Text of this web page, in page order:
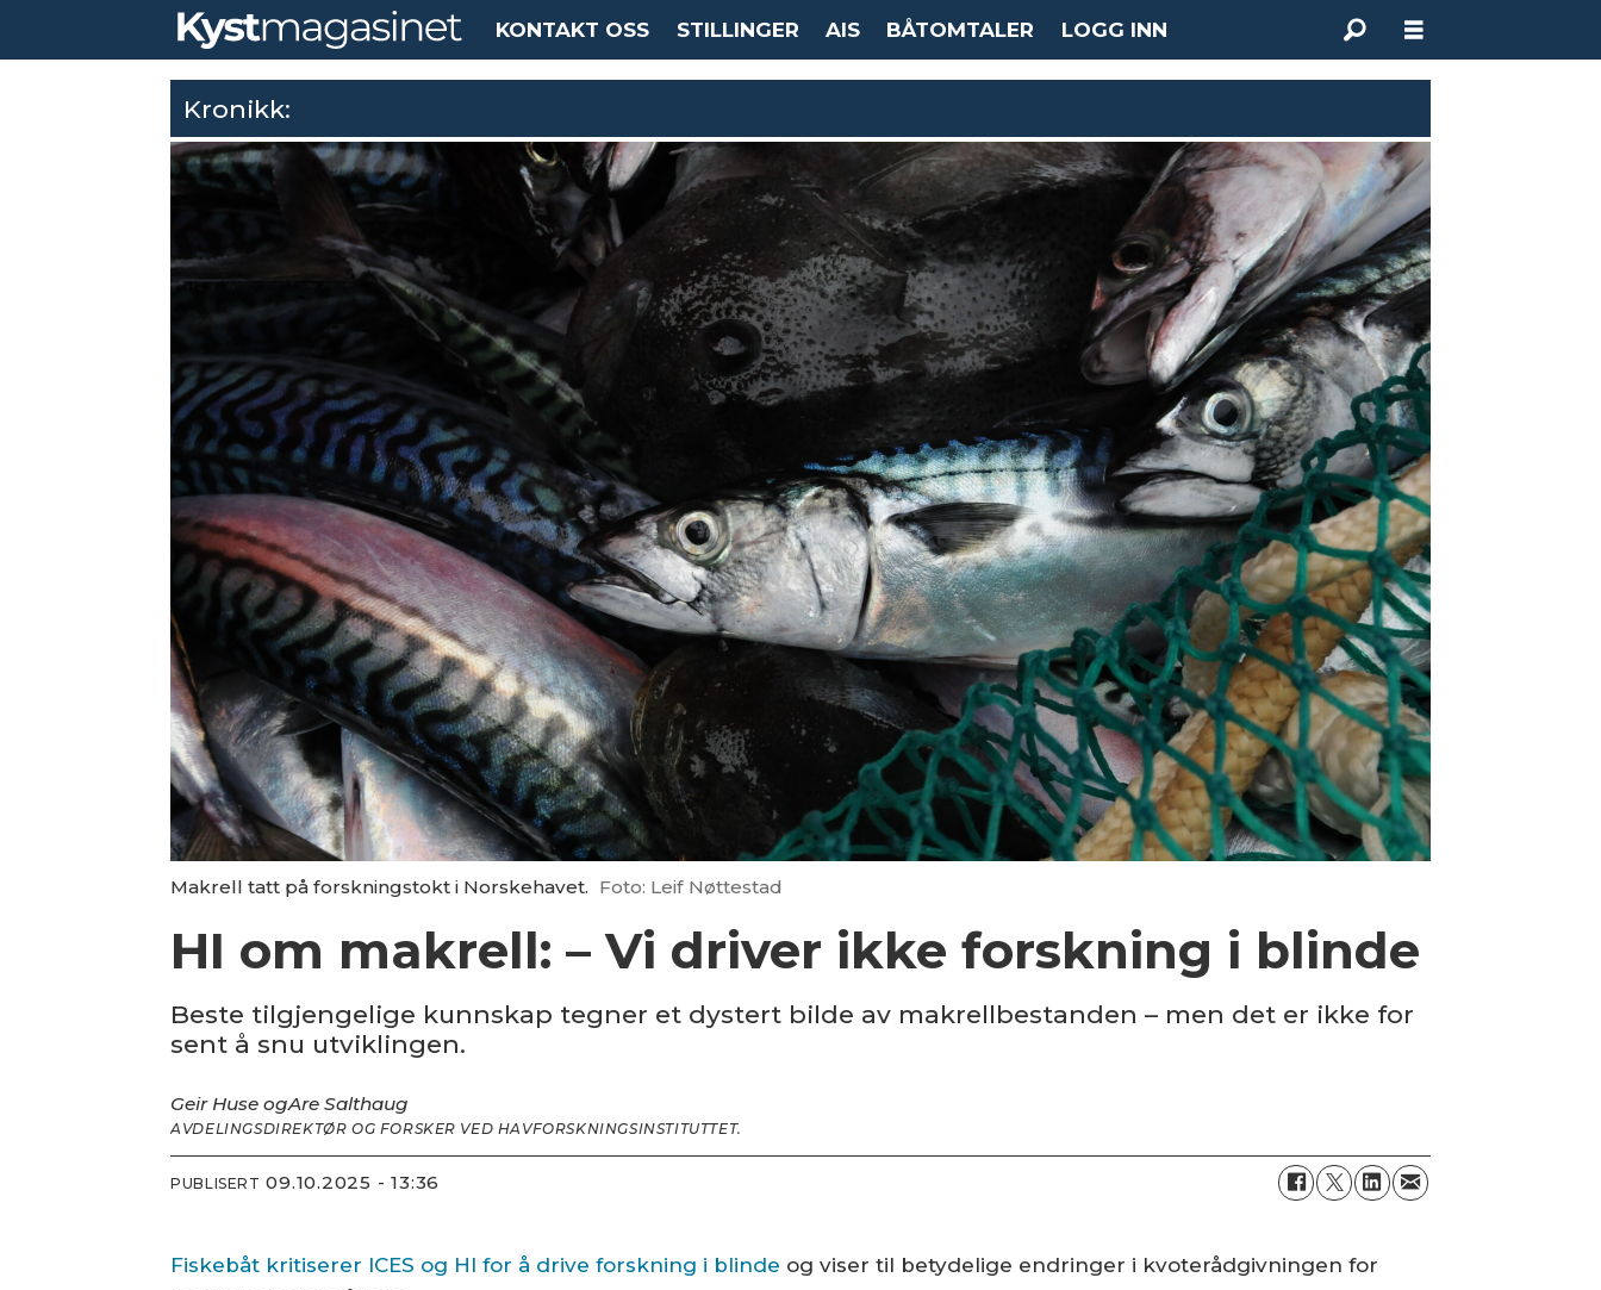
KONTAKT OSS STILLINGER AIS BÅTOMTALER LOGG INN
Kronikk:
Makrell tatt på forskningstokt i Norskehavet. Foto: Leif Nøttestad
HI om makrell: – Vi driver ikke forskning i blinde
Beste tilgjengelige kunnskap tegner et dystert bilde av makrellbestanden – men det er ikke for
sent å snu utviklingen.
Geir Huse ogAre Salthaug
AVDELINGSDIREKTØR OG FORSKER VED HAVFORSKNINGSINSTITUTTET.
PUBLISERT 09.10.2025 - 13:36
Fiskebåt kritiserer ICES og HI for å drive forskning i blinde og viser til betydelige endringer i kvoterådgivningen for